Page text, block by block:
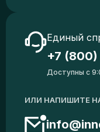
Единый
+7
Доступны с
ИЛИ НАПИШИТЕ